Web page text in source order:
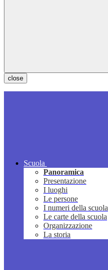
close
Scuola
Panoramica
Presentazione
I luoghi
Le persone
I numeri della scuola
Le carte della scuola
Organizzazione
La storia